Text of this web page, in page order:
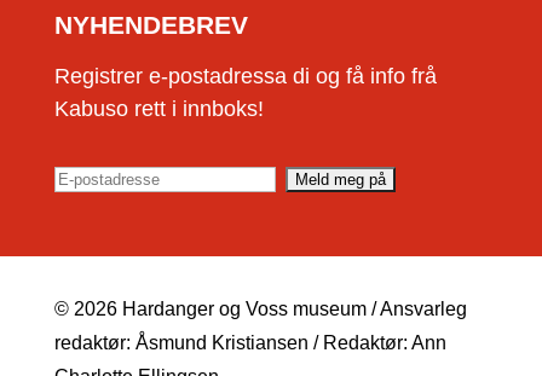
NYHENDEBREV
Registrer e-postadressa di og få info frå
Kabuso rett i innboks!
© 2026 Hardanger og Voss museum / Ansvarleg
redaktør: Åsmund Kristiansen / Redaktør: Ann